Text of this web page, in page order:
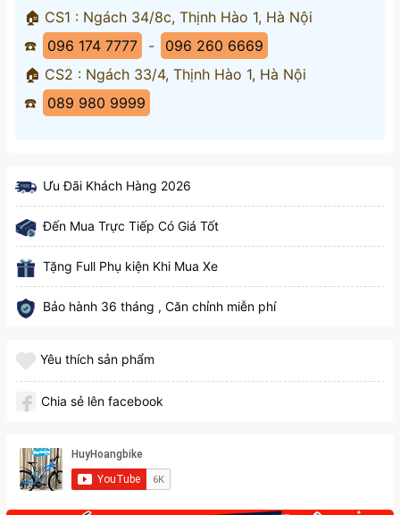
🏠 CS1 : Ngách 34/8c, Thịnh Hào 1, Hà Nội
☎️
096 174 7777 -
096 260 6669
🏠 CS2 : Ngách 33/4, Thịnh Hào 1, Hà Nội
☎️
089 980 9999
Ưu Đãi Khách Hàng 2026
Đến Mua Trực Tiếp Có Giá Tốt
Tặng Full Phụ kiện Khi Mua Xe
Bảo hành 36 tháng , Căn chỉnh miễn phí
Yêu thích sản phẩm
Chia sẻ lên facebook